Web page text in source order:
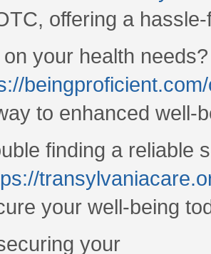
offering a
your health
to enhanced well-
finding a reliable
your well-being
your